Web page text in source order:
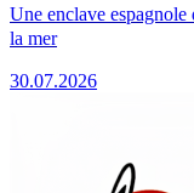
Une enclave
la mer
30.07.2026